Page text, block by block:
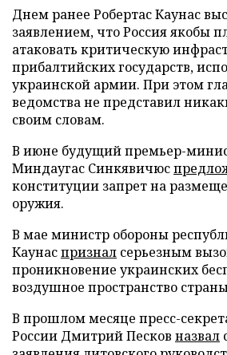
Днем ранее Робертас Каунас
заявлением, что Россия якобы
атаковать критическую
прибалтийских государств,
украинской армии. При этом
ведомства не представил
своим словам.
В июне будущий премьер-
Миндаугас Синкявичюс
конституции запрет на
оружия.
В мае министр обороны
Каунаспризнал серьезным
проникновение украинских
воздушное пространство
В прошлом месяце пресс-
России Дмитрий Песков назвал